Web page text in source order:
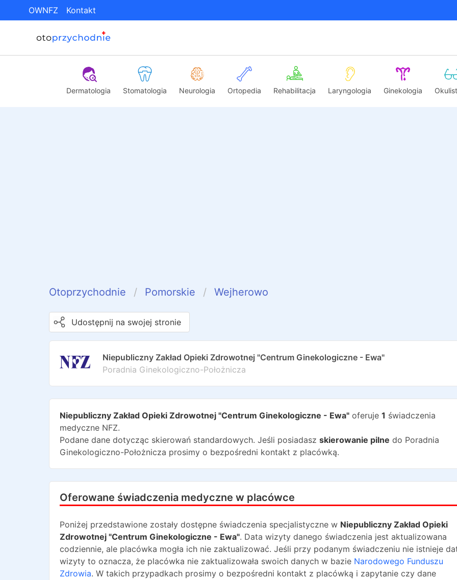
OWNFZ Kontakt
Dermatologia Stomatologia Neurologia Ortopedia Rehabilitacja Laryngologia Ginekologia
Otoprzychodnie Pomorskie Wejherowo
Udostępnij na swojej stronie
Niepubliczny Zakład Opieki Zdrowotnej "Centrum Ginekologiczne - Ewa"
Poradnia Ginekologiczno-Położnicza
Niepubliczny Zakład Opieki Zdrowotnej "Centrum Ginekologiczne - Ewa" oferuje 1 świadczenia
medyczne NFZ.
Podane dane dotycząc skierowań standardowych. Jeśli posiadasz skierowanie pilne do Poradnia
Ginekologiczno-Położnicza prosimy o bezpośredni kontakt z placówką.
Oferowane świadczenia medyczne w placówce
Poniżej przedstawione zostały dostępne świadczenia specjalistyczne w Niepubliczny Zakład Opieki
Zdrowotnej "Centrum Ginekologiczne - Ewa". Data wizyty danego świadczenia jest aktualizowana
codziennie, ale placówka mogła ich nie zaktualizować. Jeśli przy podanym świadczeniu nie istnieje
wizyty to oznacza, że placówka nie zaktualizowała swoich danych w bazie Narodowego Funduszu
Zdrowia. W takich przypadkach prosimy o bezpośredni kontakt z placówką i zapytanie czy dane